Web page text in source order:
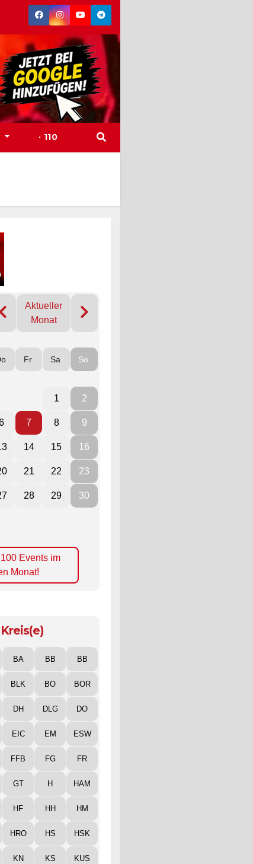
· 110
Aktueller
Monat
Fr Sa So
1 2
7 8 9
14 15 16
21 22 23
28 29 30
Events im
Monat!
BA BB BB
BLK BO BOR
DH DLG DO
EIC EM ESW
FFB FG FR
GT H HAM
HF HH HM
HRO HS HSK
KN KS KUS